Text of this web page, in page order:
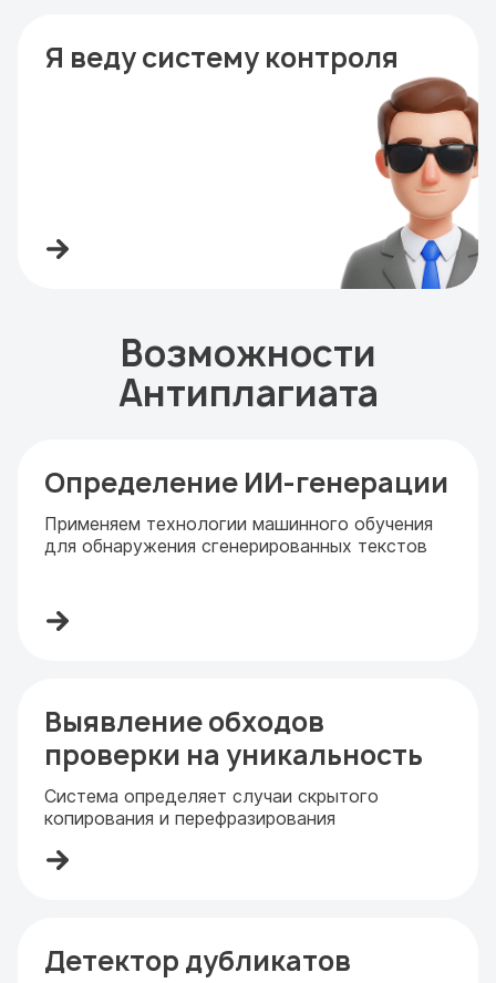
Я веду систему контроля
Возможности
Антиплагиата
Выявление обходов
проверки на уникальность
Система определяет случаи скрытого
копирования и перефразирования
Определение ИИ-генерации
Применяем технологии машинного обучения
для обнаружения сгенерированных текстов
Детектор дубликатов